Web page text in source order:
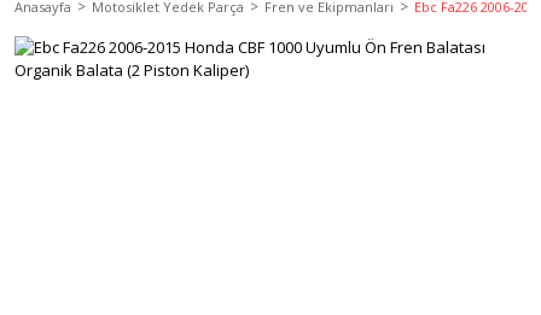
Anasayfa Motosiklet Yedek Parça Fren ve Ekipmanları Ebc Fa226 2006-